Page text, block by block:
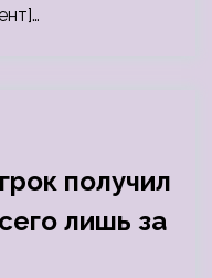
получил
лишь за